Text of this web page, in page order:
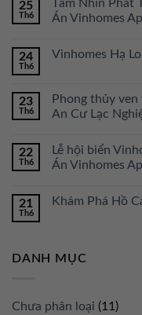
25
Th6
Tầm Nhìn Phát
Án Vinhomes
24
Th6
Vinhomes Hạ
23
Th6
Phong thủy
An Cư Lạc
22
Th6
Lễ hội biển
Án Vinhomes
21
Th6
Khám Phá Hồ
DANH MỤC
Chưa phân loại (11)